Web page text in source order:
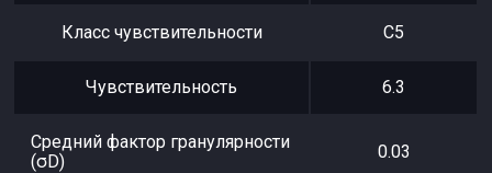
Класс чувствительности С5
Чувствительность 6.3
Средний фактор гранулярности
(σD)
0.03